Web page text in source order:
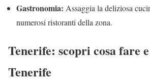
Gastronomia: Assaggia la deliziosa
numerosi ristoranti della zona.
Tenerife: scopri cosa fare
Tenerife